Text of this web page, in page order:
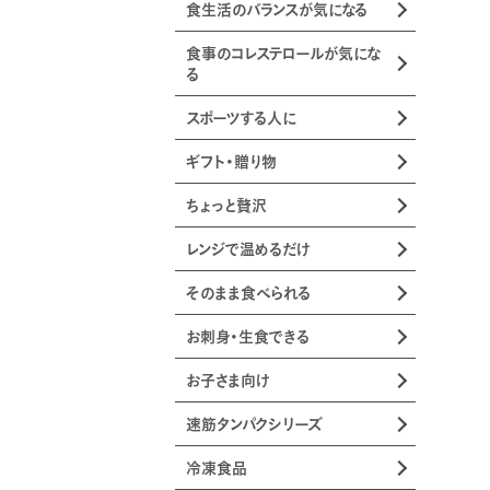
食生活のバランスが気になる
食事のコレステロールが気にな
る
スポーツする人に
ギフト・贈り物
ちょっと贅沢
レンジで温めるだけ
そのまま食べられる
お刺身・生食できる
お子さま向け
速筋タンパクシリーズ
冷凍食品